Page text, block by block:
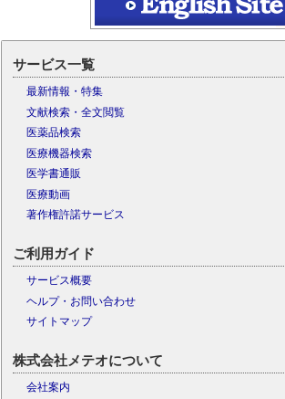
サービス一覧
最新情報・特集
文献検索・全文閲覧
医薬品検索
医療機器検索
医学書通販
医療動画
著作権許諾サービス
ご利用ガイド
サービス概要
ヘルプ・お問い合わせ
サイトマップ
株式会社メテオについて
会社案内